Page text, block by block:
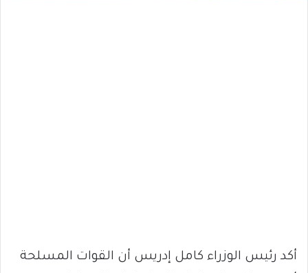
أكد رئيس الوزراء كامل إدريس أن القوات المسلحة